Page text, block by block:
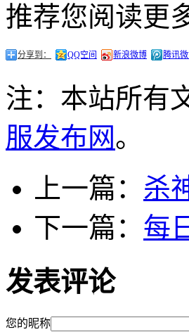
推荐您阅读更
分享到： QQ空间 新浪微博 腾讯
注：本站所有
服发布网。
上一篇： 杀
下一篇： 每
发表评论
您的昵称